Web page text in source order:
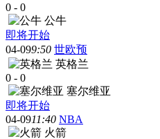
0 - 0
公牛
即将开始
04-099:50 世欧预
英格兰
0 - 0
塞尔维亚
即将开始
04-0911:40 NBA
火箭